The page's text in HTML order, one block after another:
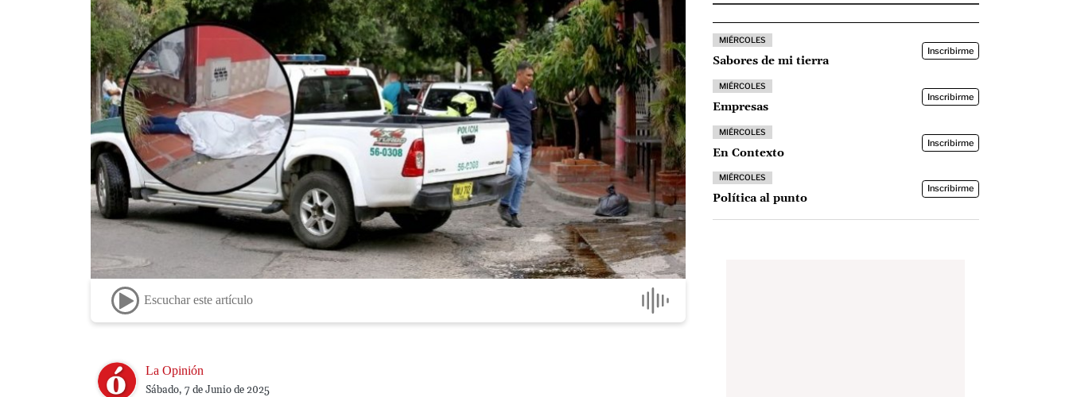
Escuchar este artículo
Image La Opinión
Sábado, 7 de Junio de 2025
MIÉRCOLES
Sabores de mi tierra
Inscribirme
MIÉRCOLES
Empresas
Inscribirme
MIÉRCOLES
En Contexto
Inscribirme
MIÉRCOLES
Política al punto
Inscribirme